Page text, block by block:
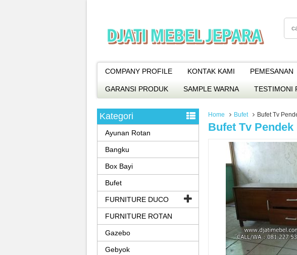
COMPANY PROFILE KONTAK KAMI PEMESANAN
GARANSI PRODUK SAMPLE WARNA TESTIMONI
Home Bufet Bufet Tv
Bufet Tv
Kategori
Ayunan Rotan
Bangku
Box Bayi
Bufet
FURNITURE DUCO
FURNITURE ROTAN
Gazebo
Gebyok